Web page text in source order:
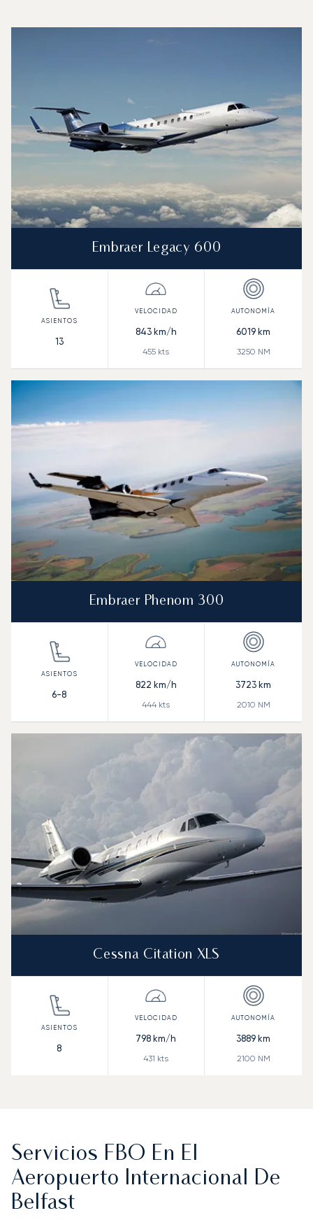
Embraer Legacy 600
13
843km/h
455 kts
6019 km
3250 NM
Embraer Phenom 300
6-8
822 km/h
444 kts
3723 km
2010 NM
Cessna Citation XLS
8
798 km/h
431 kts
3889 km
2100 NM
Servicios FBO En El
Aeropuerto Internacional De
Belfast